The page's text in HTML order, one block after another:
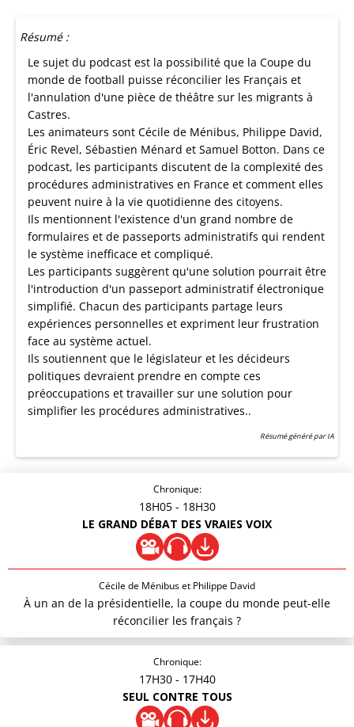
Résumé :
Le sujet du podcast est la possibilité que la Coupe du
monde de football puisse réconcilier les Français et
l'annulation d'une pièce de théâtre sur les migrants à
Castres.
Les animateurs sont Cécile de Ménibus, Philippe David,
Éric Revel, Sébastien Ménard et Samuel Botton. Dans ce
podcast, les participants discutent de la complexité des
procédures administratives en France et comment elles
peuvent nuire à la vie quotidienne des citoyens.
Ils mentionnent l'existence d'un grand nombre de
formulaires et de passeports administratifs qui rendent
le système inefficace et compliqué.
Les participants suggèrent qu'une solution pourrait être
l'introduction d'un passeport administratif électronique
simplifié. Chacun des participants partage leurs
expériences personnelles et expriment leur frustration
face au système actuel.
Ils soutiennent que le législateur et les décideurs
politiques devraient prendre en compte ces
préoccupations et travailler sur une solution pour
simplifier les procédures administratives..
Résumé généré par IA
Chronique:
18H05 - 18H30
LE GRAND DÉBAT DES VRAIES VOIX
Cécile de Ménibus et Philippe David
À un an de la présidentielle, la coupe du monde peut-elle
réconcilier les français ?
Chronique:
17H30 - 17H40
SEUL CONTRE TOUS